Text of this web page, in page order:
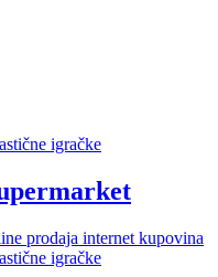
igračke
igračke